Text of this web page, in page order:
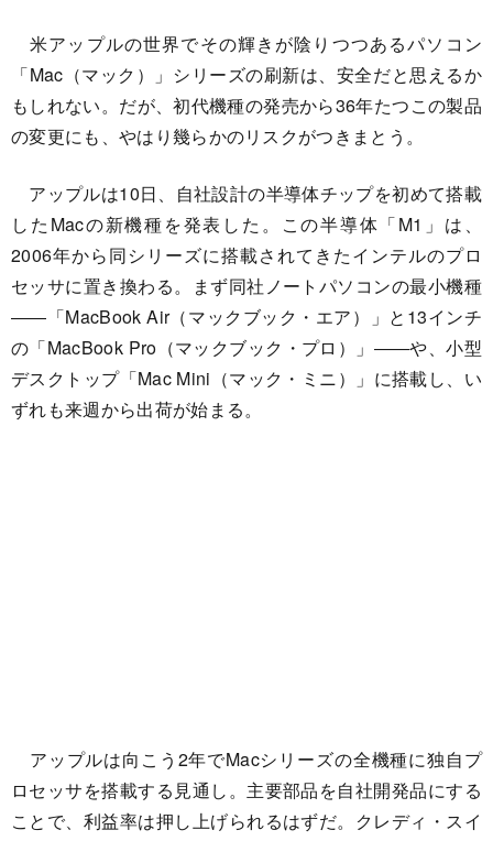
米アップルの世界でその輝きが陰りつつあるパソコン
「Mac（マック）」シリーズの刷新は、安全だと思えるか
もしれない。だが、初代機種の発売から36年たつこの製品
の変更にも、やはり幾らかのリスクがつきまとう。
アップルは10日、自社設計の半導体チップを初めて搭載
したMacの新機種を発表した。この半導体「M1」は、
2006年から同シリーズに搭載されてきたインテルのプロ
セッサに置き換わる。まず同社ノートパソコンの最小機種
――「MacBook Air（マックブック・エア）」と13インチ
の「MacBook Pro（マックブック・プロ）」――や、小型
デスクトップ「Mac Mini（マック・ミニ）」に搭載し、い
ずれも来週から出荷が始まる。
アップルは向こう2年でMacシリーズの全機種に独自プ
ロセッサを搭載する見通し。主要部品を自社開発品にする
ことで、利益率は押し上げられるはずだ。クレディ・スイ